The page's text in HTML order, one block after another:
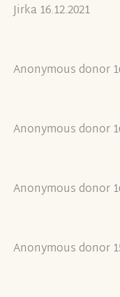
Jirka 16.12.2021
Anonymous donor
Anonymous donor
Anonymous donor
Anonymous donor